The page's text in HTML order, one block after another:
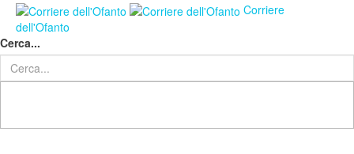
Corriere
dell'Ofanto
Cerca...